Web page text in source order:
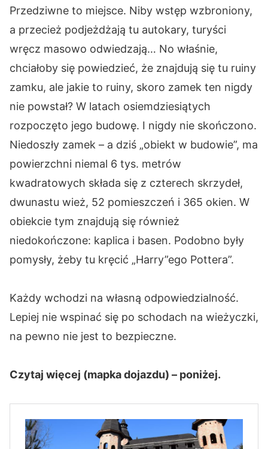
Przedziwne to miejsce. Niby wstęp wzbroniony,
a przecież podjeżdżają tu autokary, turyści
wręcz masowo odwiedzają… No właśnie,
chciałoby się powiedzieć, że znajdują się tu ruiny
zamku, ale jakie to ruiny, skoro zamek ten nigdy
nie powstał? W latach osiemdziesiątych
rozpoczęto jego budowę. I nigdy nie skończono.
Niedoszły zamek – a dziś „obiekt w budowie”, ma
powierzchni niemal 6 tys. metrów
kwadratowych składa się z czterech skrzydeł,
dwunastu wież, 52 pomieszczeń i 365 okien. W
obiekcie tym znajdują się również
niedokończone: kaplica i basen. Podobno były
pomysły, żeby tu kręcić „Harry”ego Pottera”.
Każdy wchodzi na własną odpowiedzialność.
Lepiej nie wspinać się po schodach na wieżyczki,
na pewno nie jest to bezpieczne.
Czytaj więcej (mapka dojazdu) – poniżej.